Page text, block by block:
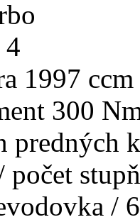
4
1997 ccm
300
predných
počet
/ 6